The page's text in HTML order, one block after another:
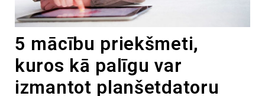
5 mācību priekšmeti,
kuros kā palīgu var
izmantot planšetdatoru